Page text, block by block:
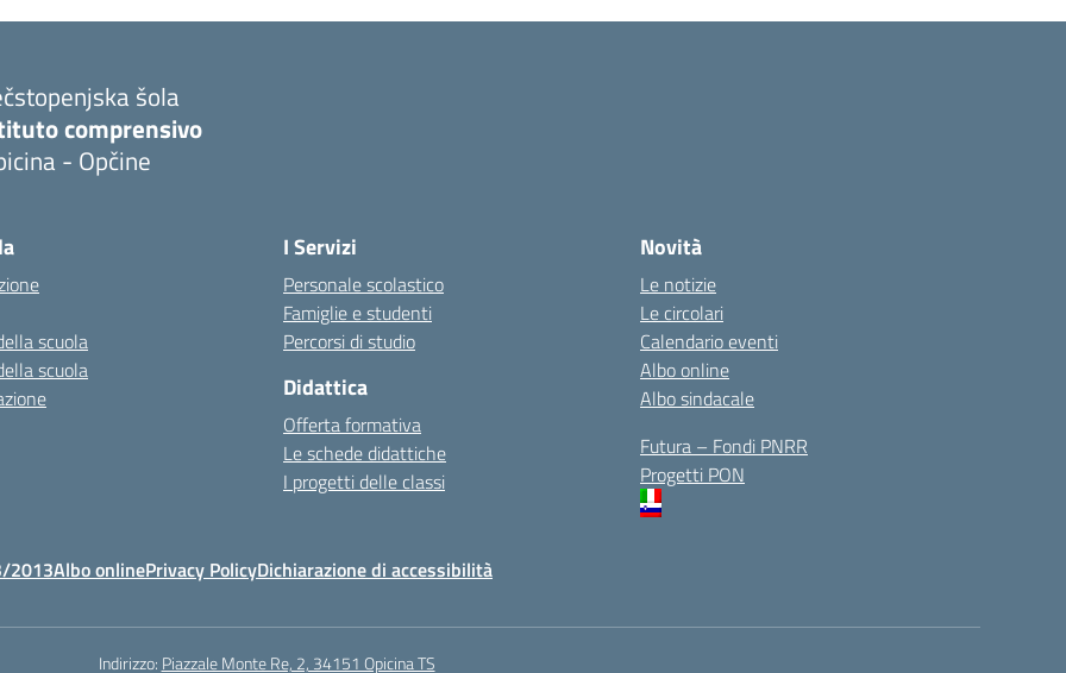
šola
comprensivo
- Opčine
scuola
scuola
I Servizi
Personale scolastico
Famiglie e studenti
Percorsi di studio
Didattica
Offerta formativa
Le schede didattiche
I progetti delle classi
Novità
Le notizie
Le circolari
Calendario eventi
Albo online
Albo sindacale
Futura – Fondi PNRR
Progetti PON
2013Albo onlinePrivacy PolicyDichiarazione di accessibilità
Indirizzo: Piazzale Monte Re, 2, 34151 Opicina TS